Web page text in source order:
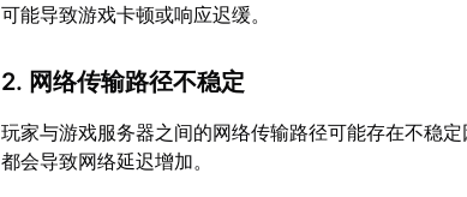
可能导致游戏卡顿或响应迟缓。
2. 网络传输路径不稳定
玩家与游戏服务器之间的网络传输路径可能存在不稳
都会导致网络延迟增加。